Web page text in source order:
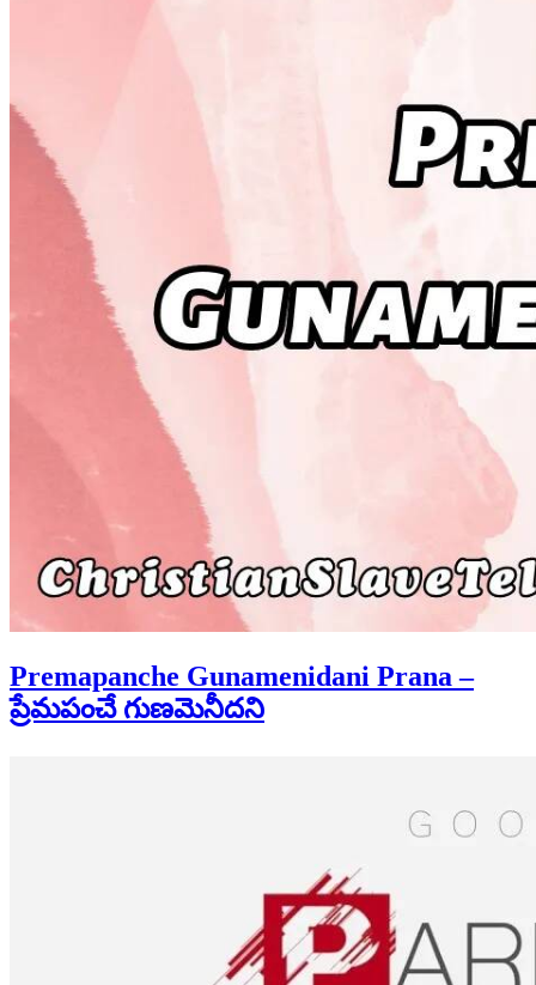
Premapanche Gunamenidani Prana –
ప్రేమపంచే గుణమెనీదని